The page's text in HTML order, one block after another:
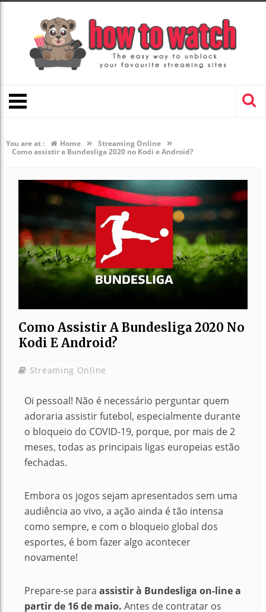
You are at : Home » Streaming Online »
Como assistir a Bundesliga 2020 no Kodi e Android?
Como Assistir A Bundesliga 2020 No
Kodi E Android?
Streaming Online
Oi pessoal! Não é necessário perguntar quem
adoraria assistir futebol, especialmente durante
o bloqueio do COVID-19, porque, por mais de 2
meses, todas as principais ligas europeias estão
fechadas.
Embora os jogos sejam apresentados sem uma
audiência ao vivo, a ação ainda é tão intensa
como sempre, e com o bloqueio global dos
esportes, é bom fazer algo acontecer
novamente!
Prepare-se para assistirà Bundesliga on-line a
partir de 16 de maio. Antes de contratar os